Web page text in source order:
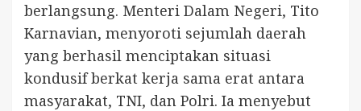
berlangsung. Menteri Dalam Negeri, Tito
Karnavian, menyoroti sejumlah daerah
yang berhasil menciptakan situasi
kondusif berkat kerja sama erat antara
masyarakat, TNI, dan Polri. Ia menyebut